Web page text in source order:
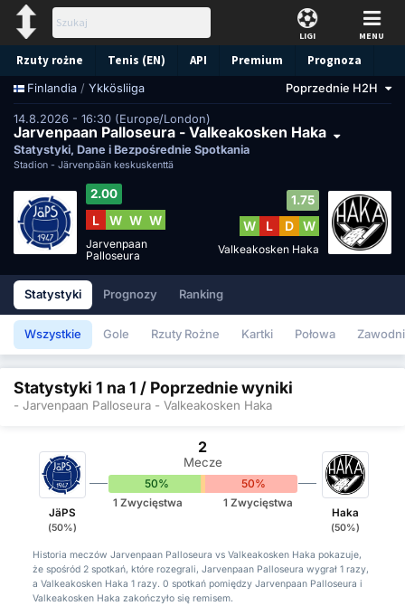
LIGI MENU
Rzuty rożne Tenis (EN) API Premium Prognoza
Finlandia / Ykkösliiga Poprzednie H2H
14.8.2026 - 16:30 (Europe/London)
Jarvenpaan Palloseura - Valkeakosken Haka
Statystyki, Dane i Bezpośrednie Spotkania
Stadion - Järvenpään keskuskenttä
2.00
L W W W
Jarvenpaan
Palloseura
1.75
W L D W
Valkeakosken Haka
Statystyki Prognozy Ranking
Wszystkie Gole Rzuty Rożne Kartki Połowa
Statystyki 1 na 1 / Poprzednie wyniki
- Jarvenpaan Palloseura - Valkeakosken Haka
JäPS
(50%)
2
Mecze
50% 50%
1 Zwycięstwa 1 Zwycięstwa
Haka
(50%)
Historia meczów Jarvenpaan Palloseura vs Valkeakosken Haka pokazuje,
że spośród 2 spotkań, które rozegrali, Jarvenpaan Palloseura wygrał 1 razy,
a Valkeakosken Haka 1 razy. 0 spotkań pomiędzy Jarvenpaan Palloseura i
Valkeakosken Haka zakończyło się remisem.